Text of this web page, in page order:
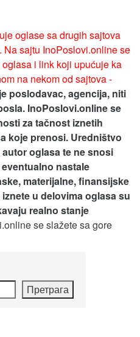
oglase sa drugih sajtova
sajtu InoPoslovi.online se
i link koji upućuje ka
na nekom od sajtova -
poslodavac, agencija, niti
InoPoslovi.online se
za tačnost iznetih
koje prenosi. Uredništvo
oglasa te ne snosi
nastale
materijalne, finansijske
u delovima oglasa su
realno stanje
se slažete sa gore
Претрага